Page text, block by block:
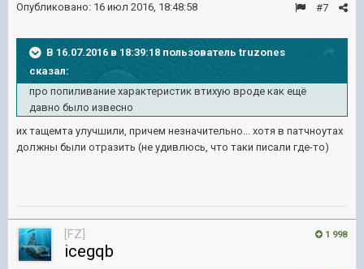
#7
Опубликовано: 16 июл 2016, 18:48:58
В 16.07.2016 в 18:39:18 пользователь truzones
сказал:
про попиливание характеристик втихую вроде как ещё
давно было извесно
их тащемта улучшили, причем незначительно... хотя в патчноутах
должны были отразить (не удивлюсь, что таки писали где-то)
1 998
[FZ]
icegqb